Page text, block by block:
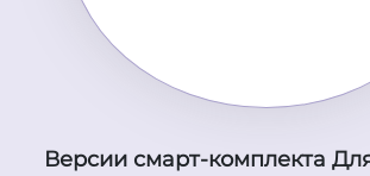
Версии смарт-комплекта